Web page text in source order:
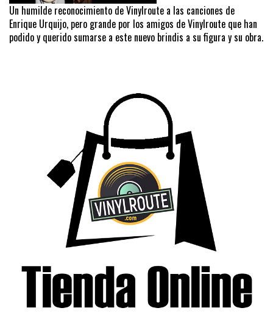
Un humilde reconocimiento de Vinylroute a las canciones de
Enrique Urquijo, pero grande por los amigos de Vinylroute que han
podido y querido sumarse a este nuevo brindis a su figura y su obra.